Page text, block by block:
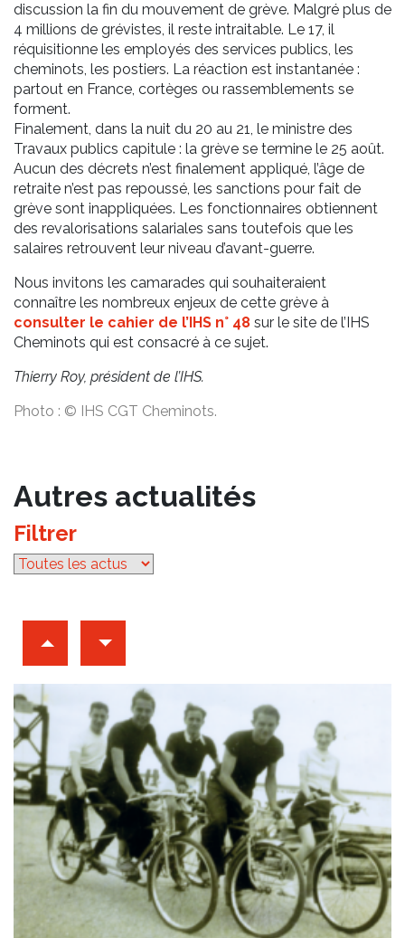
discussion la fin du mouvement de grève. Malgré plus de
4 millions de grévistes, il reste intraitable. Le 17, il
réquisitionne les employés des services publics, les
cheminots, les postiers. La réaction est instantanée :
partout en France, cortèges ou rassemblements se
forment.
Finalement, dans la nuit du 20 au 21, le ministre des
Travaux publics capitule : la grève se termine le 25 août.
Aucun des décrets n’est finalement appliqué, l’âge de
retraite n’est pas repoussé, les sanctions pour fait de
grève sont inappliquées. Les fonctionnaires obtiennent
des revalorisations salariales sans toutefois que les
salaires retrouvent leur niveau d’avant-guerre.
Nous invitons les camarades qui souhaiteraient
connaître les nombreux enjeux de cette grève à
consulter le cahier de l’IHS n° 48 sur le site de l’IHS
Cheminots qui est consacré à ce sujet.
Thierry Roy, président de l’IHS.
Photo : © IHS CGT Cheminots.
Autres actualités
Filtrer
Archives d'articles